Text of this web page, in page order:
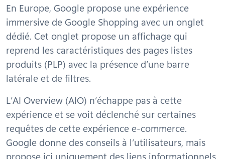
En Europe, Google propose une expérience
immersive de Google Shopping avec un onglet
dédié. Cet onglet propose un affichage qui
reprend les caractéristiques des pages listes
produits (PLP) avec la présence d’une barre
latérale et de filtres.
L’AI Overview (AIO) n’échappe pas à cette
expérience et se voit déclenché sur certaines
requêtes de cette expérience e-commerce.
Google donne des conseils à l’utilisateurs, mais
propose ici uniquement des liens informationnels.